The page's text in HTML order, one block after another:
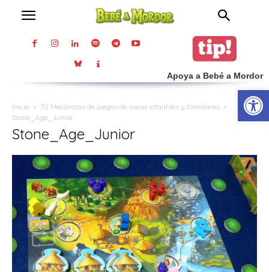
Apoya a Bebé a Mordor
Inicio
70 Mecánicas de juegos de mesa infantiles y familiares
Stone_Age_Junior
Stone_Age_Junior